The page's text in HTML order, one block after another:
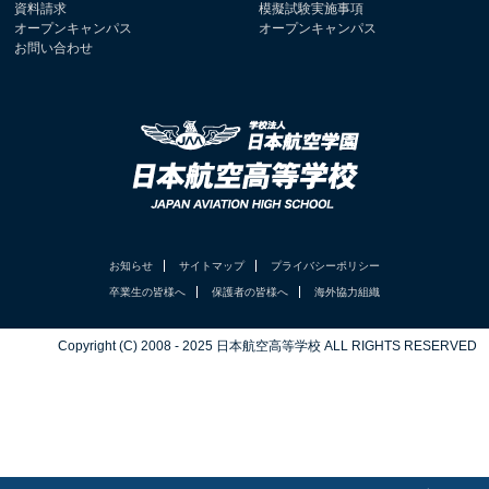
資料請求
オープンキャンパス
お問い合わせ
模擬試験実施事項
オープンキャンパス
お知らせ サイトマップ プライバシーポリシー
卒業生の皆様へ 保護者の皆様へ 海外協力組織
Copyright (C) 2008 - 2025 日本航空高等学校 ALL RIGHTS RESERVED